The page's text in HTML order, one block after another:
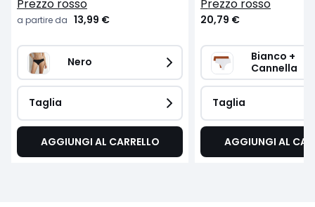
prezzo rosso
a partire da 13,99 €
Nero
Taglia
AGGIUNGI AL CARRELLO
prezzo rosso
20,79 €
Bianco +
Cannella
Taglia
AGGIUNGI AL